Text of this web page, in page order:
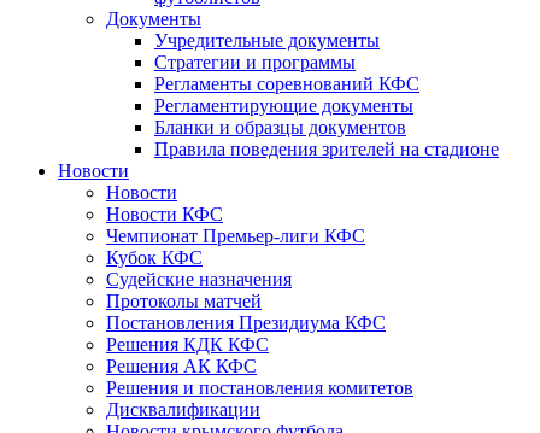
Документы
Учредительные документы
Стратегии и программы
Регламенты соревнований КФС
Регламентирующие документы
Бланки и образцы документов
Правила поведения зрителей на стадионе
Новости
Новости
Новости КФС
Чемпионат Премьер-лиги КФС
Кубок КФС
Судейские назначения
Протоколы матчей
Постановления Президиума КФС
Решения КДК КФС
Решения АК КФС
Решения и постановления комитетов
Дисквалификации